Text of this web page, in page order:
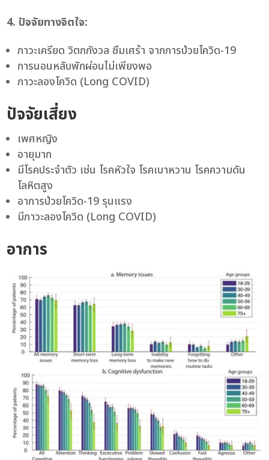
4. ปัจจัยทางจิตใจ:
ภาวะเครียด วิตกกังวล ซึมเศร้า จากการป่วยโควิด-19
การนอนหลับพักผ่อนไม่เพียงพอ
ภาวะลองโควิด (Long COVID)
ปัจจัยเสี่ยง
เพศหญิง
อายุมาก
มีโรคประจำตัว เช่น โรคหัวใจ โรคเบาหวาน โรคความดัน
โลหิตสูง
อาการป่วยโควิด-19 รุนแรง
มีภาวะลองโควิด (Long COVID)
อาการ